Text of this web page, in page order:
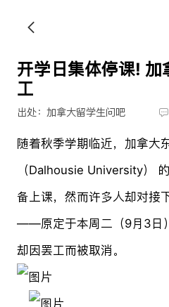
开学日集体停课! 加
工
出处：加拿大留学生问吧
随着秋季学期临近，加拿大
（Dalhousie University）
备上课，然而许多人却对接
——原定于本周二（9月3日
却因罢工而被取消。